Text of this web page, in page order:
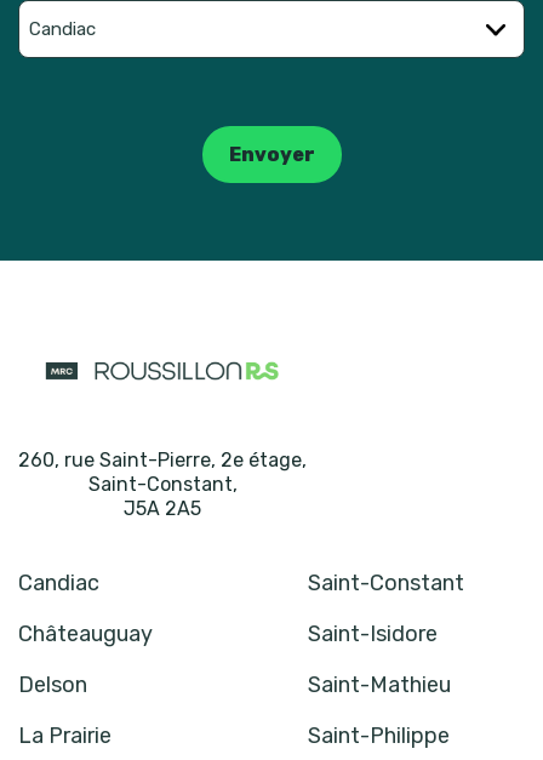
Envoyer
260, rue Saint-Pierre, 2e étage,
Saint-Constant,
J5A 2A5
Candiac
Saint-Constant
Châteauguay
Saint-Isidore
Delson
Saint-Mathieu
La Prairie
Saint-Philippe